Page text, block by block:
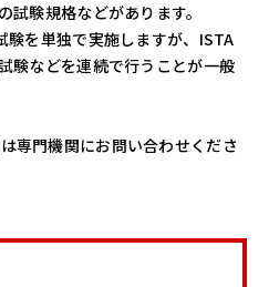
験規格などがあります。
を単独で実施しますが、ISTA
験などを連続で行うことが一般
専門機関にお問い合わせくださ